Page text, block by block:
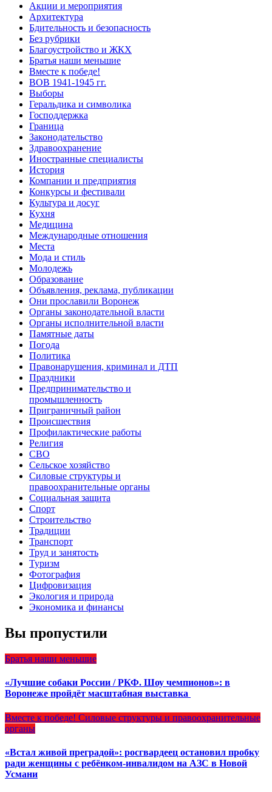
Акции и мероприятия
Архитектура
Бдительность и безопасность
Без рубрики
Благоустройство и ЖКХ
Братья наши меньшие
Вместе к победе!
ВОВ 1941-1945 гг.
Выборы
Геральдика и символика
Господдержка
Граница
Законодательство
Здравоохранение
Иностранные специалисты
История
Компании и предприятия
Конкурсы и фестивали
Культура и досуг
Кухня
Медицина
Международные отношения
Места
Мода и стиль
Молодежь
Образование
Объявления, реклама, публикации
Они прославили Воронеж
Органы законодательной власти
Органы исполнительной власти
Памятные даты
Погода
Политика
Правонарушения, криминал и ДТП
Праздники
Предпринимательство и
промышленность
Приграничный район
Происшествия
Профилактические работы
Религия
СВО
Сельское хозяйство
Силовые структуры и
правоохранительные органы
Социальная защита
Спорт
Строительство
Традиции
Транспорт
Труд и занятость
Туризм
Фотография
Цифровизация
Экология и природа
Экономика и финансы
Вы пропустили
Братья наши меньшие
«Лучшие собаки России / РКФ. Шоу чемпионов»: в
Воронеже пройдёт масштабная выставка
Вместе к победе! Силовые структуры и правоохранительные
органы
«Встал живой преградой»: росгвардеец остановил пробку
ради женщины с ребёнком-инвалидом на АЗС в Новой
Усмани